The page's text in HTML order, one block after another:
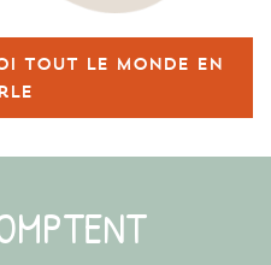
tout le monde en